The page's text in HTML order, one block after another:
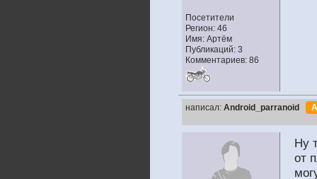
Посетители
Регион: 46
Имя: Артём
Публикаций: 3
Комментариев: 86
написал: Android_parranoid
Ну
от